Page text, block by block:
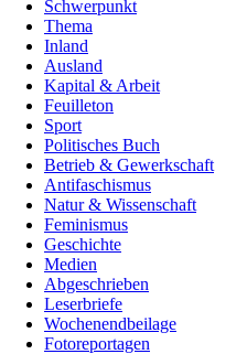
Schwerpunkt
Thema
Inland
Ausland
Kapital & Arbeit
Feuilleton
Sport
Politisches Buch
Betrieb & Gewerkschaft
Antifaschismus
Natur & Wissenschaft
Feminismus
Geschichte
Medien
Abgeschrieben
Leserbriefe
Wochenendbeilage
Fotoreportagen